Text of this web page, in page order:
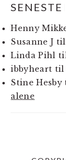
Henny
Susanne J til
Linda Pihl
ibbyheart til
Stine Hesby
alene